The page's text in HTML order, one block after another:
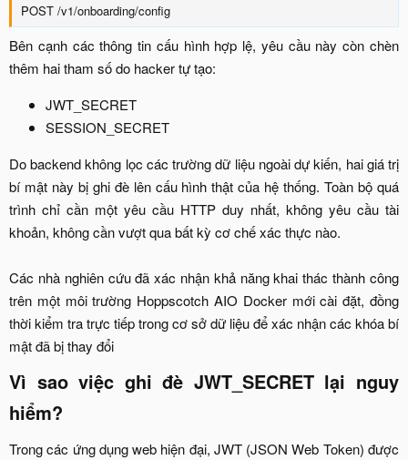
POST /v1/onboarding/config​
Bên cạnh các thông tin cấu hình hợp lệ, yêu cầu này còn chèn
thêm hai tham số do hacker tự tạo:​
JWT_SECRET​
SESSION_SECRET​
Do backend không lọc các trường dữ liệu ngoài dự kiến, hai giá trị
bí mật này bị ghi đè lên cấu hình thật của hệ thống. Toàn bộ quá
trình chỉ cần một yêu cầu HTTP duy nhất, không yêu cầu tài
khoản, không cần vượt qua bất kỳ cơ chế xác thực nào.
Các nhà nghiên cứu đã xác nhận khả năng khai thác thành công
trên một môi trường Hoppscotch AIO Docker mới cài đặt, đồng
thời kiểm tra trực tiếp trong cơ sở dữ liệu để xác nhận các khóa bí
mật đã bị thay đổi​
Vì sao việc ghi đè JWT_SECRET lại nguy
hiểm?​
Trong các ứng dụng web hiện đại, JWT (JSON Web Token) được